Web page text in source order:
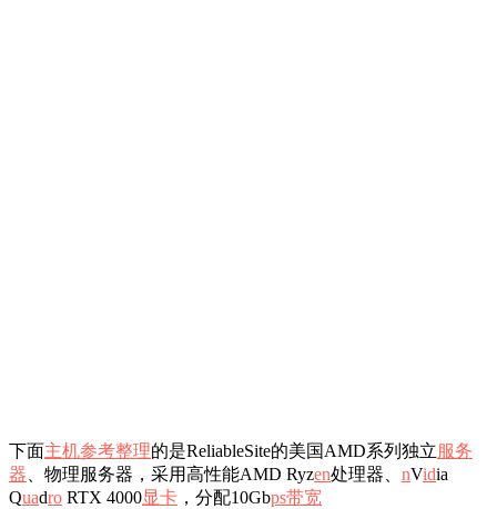
下面主机参考整理的是ReliableSite的美国AMD系列独立服务
器 、物理服务器，采用高性能AMD Ryzen处理器、 nVidia
Quadro RTX 4000显卡 ，分配10Gbps带宽